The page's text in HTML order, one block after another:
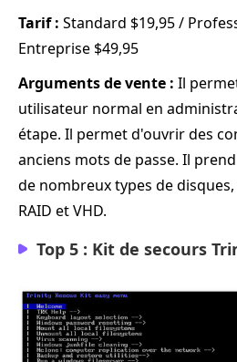
Tarif : Standard $19,95 /
Entreprise $49,95
Arguments de vente : Il
utilisateur normal en
étape. Il permet d'ouvrir des
anciens mots de passe. Il
de nombreux types de
RAID et VHD.
Top 5 : Kit de secours